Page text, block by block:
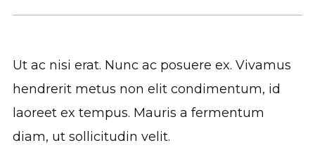
Ut ac nisi erat. Nunc ac posuere ex. Vivamus
hendrerit metus non elit condimentum, id
laoreet ex tempus. Mauris a fermentum
diam, ut sollicitudin velit.